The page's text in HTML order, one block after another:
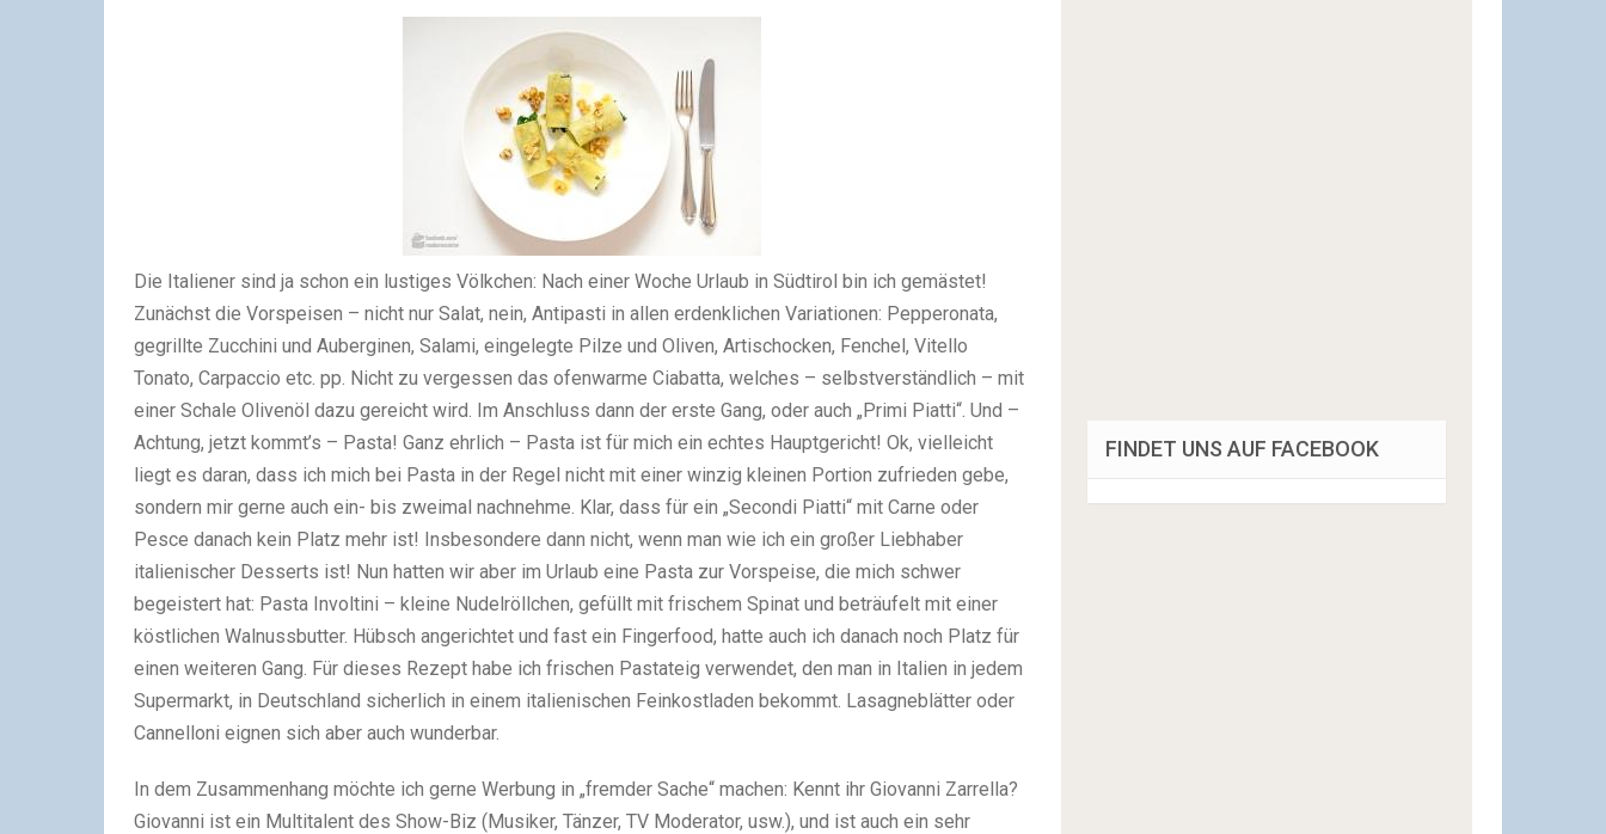
Die Italiener sind ja schon ein lustiges Völkchen: Nach einer Woche Urlaub in Südtirol bin ich gemästet!
Zunächst die Vorspeisen – nicht nur Salat, nein, Antipasti in allen erdenklichen Variationen: Pepperonata,
gegrillte Zucchini und Auberginen, Salami, eingelegte Pilze und Oliven, Artischocken, Fenchel, Vitello
Tonato, Carpaccio etc. pp. Nicht zu vergessen das ofenwarme Ciabatta, welches – selbstverständlich – mit
einer Schale Olivenöl dazu gereicht wird. Im Anschluss dann der erste Gang, oder auch „Primi Piatti“. Und –
Achtung, jetzt kommt’s – Pasta! Ganz ehrlich – Pasta ist für mich ein echtes Hauptgericht! Ok, vielleicht
liegt es daran, dass ich mich bei Pasta in der Regel nicht mit einer winzig kleinen Portion zufrieden gebe,
sondern mir gerne auch ein- bis zweimal nachnehme. Klar, dass für ein „Secondi Piatti“ mit Carne oder
Pesce danach kein Platz mehr ist! Insbesondere dann nicht, wenn man wie ich ein großer Liebhaber
italienischer Desserts ist! Nun hatten wir aber im Urlaub eine Pasta zur Vorspeise, die mich schwer
begeistert hat: Pasta Involtini – kleine Nudelröllchen, gefüllt mit frischem Spinat und beträufelt mit einer
köstlichen Walnussbutter. Hübsch angerichtet und fast ein Fingerfood, hatte auch ich danach noch Platz für
einen weiteren Gang. Für dieses Rezept habe ich frischen Pastateig verwendet, den man in Italien in jedem
Supermarkt, in Deutschland sicherlich in einem italienischen Feinkostladen bekommt. Lasagneblätter oder
Cannelloni eignen sich aber auch wunderbar.
In dem Zusammenhang möchte ich gerne Werbung in „fremder Sache“ machen: Kennt ihr Giovanni Zarrella?
Giovanni ist ein Multitalent des Show-Biz (Musiker, Tänzer, TV Moderator, usw.), und ist auch ein sehr
FINDET UNS AUF FACEBOOK